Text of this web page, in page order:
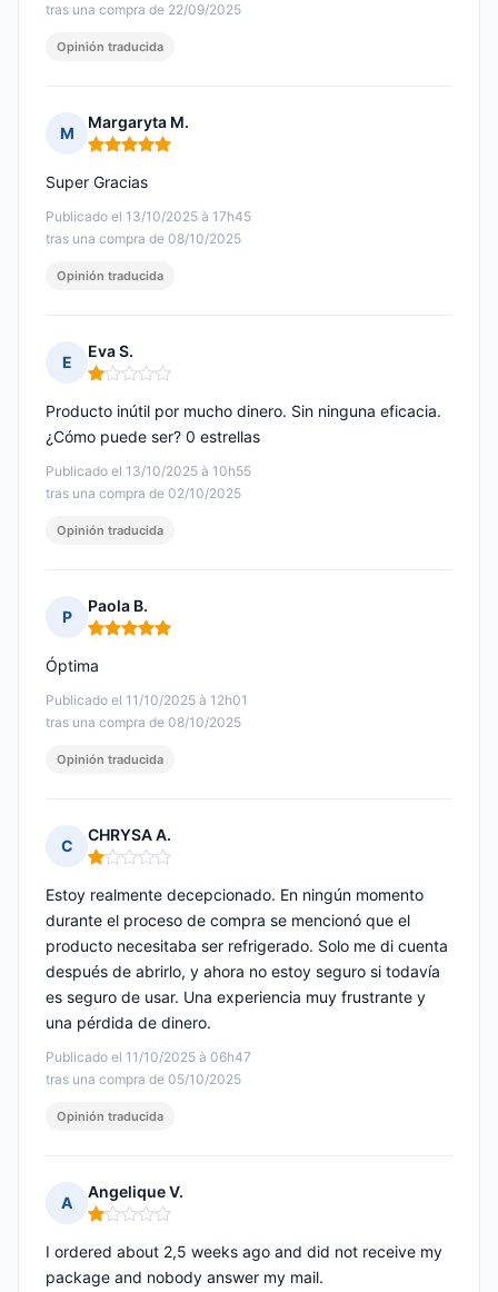
tras una compra de 22/09/2025
Opinión traducida
M
Margaryta M.
Nota: 5 de 5
Publicado el 13/10/2025 à 17h45
tras una compra de 08/10/2025
Super Gracias
Opinión traducida
E
Eva S.
Nota: 1 de 5
Publicado el 13/10/2025 à 10h55
tras una compra de 02/10/2025
Producto inútil por mucho dinero. Sin ninguna eficacia.
¿Cómo puede ser? 0 estrellas
Opinión traducida
P
Paola B.
Nota: 5 de 5
Publicado el 11/10/2025 à 12h01
tras una compra de 08/10/2025
Óptima
Opinión traducida
C
CHRYSA A.
Nota: 1 de 5
Publicado el 11/10/2025 à 06h47
tras una compra de 05/10/2025
Estoy realmente decepcionado. En ningún momento
durante el proceso de compra se mencionó que el
producto necesitaba ser refrigerado. Solo me di cuenta
después de abrirlo, y ahora no estoy seguro si todavía
es seguro de usar. Una experiencia muy frustrante y
una pérdida de dinero.
Opinión traducida
A
Angelique V.
Nota: 1 de 5
I ordered about 2,5 weeks ago and did not receive my
package and nobody answer my mail.